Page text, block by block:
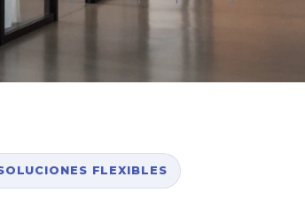
FLEXIBLES